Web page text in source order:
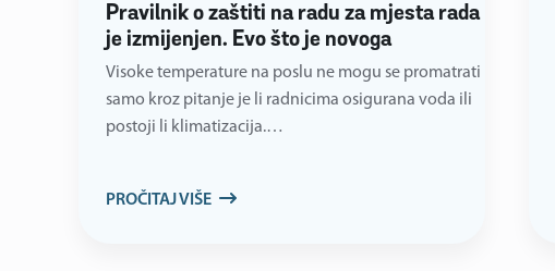
Pravilnik o zaštiti na radu za mjesta rada
je izmijenjen. Evo što je novoga
Visoke temperature na poslu ne mogu se promatrati
samo kroz pitanje je li radnicima osigurana voda ili
postoji li klimatizacija.…
PROČITAJ VIŠE